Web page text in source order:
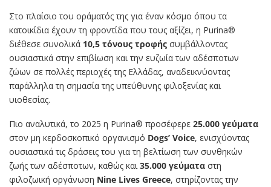
Στο πλαίσιο του οράματός της για έναν κόσμο όπου τα
κατοικίδια έχουν τη φροντίδα που τους αξίζει, η Purina®
διέθεσε συνολικά 10,5 τόνους τροφής συμβάλλοντας
ουσιαστικά στην επιβίωση και την ευζωία των αδέσποτων
ζώων σε πολλές περιοχές της Ελλάδας, αναδεικνύοντας
παράλληλα τη σημασία της υπεύθυνης φιλοξενίας και
υιοθεσίας.
Πιο αναλυτικά, το 2025 η Purina® προσέφερε 25.000 γεύματα
στον μη κερδοσκοπικό οργανισμό Dogs’ Voice, ενισχύοντας
ουσιαστικά τις δράσεις του για τη βελτίωση των συνθηκών
ζωής των αδέσποτων, καθώς και35.000 γεύματα στη
φιλοζωική οργάνωση Nine Lives Greece, στηρίζοντας την